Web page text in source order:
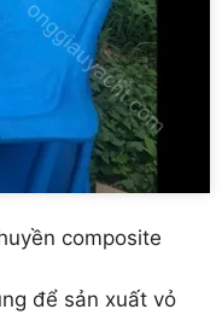
composite
để sản xuất vỏ